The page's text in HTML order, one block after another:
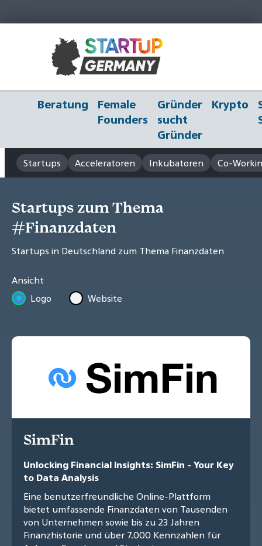
Beratung
Female
Founders
Gründer
sucht
Gründer
Krypto
Startups Acceleratoren Inkubatoren Co-
Startups zum Thema
#Finanzdaten
Startups in Deutschland zum Thema Finanzdaten
Ansicht
Logo
Website
SimFin
Unlocking Financial Insights: SimFin - Your Key
to Data Analysis
Eine benutzerfreundliche Online-Plattform
bietet umfassende Finanzdaten von Tausenden
von Unternehmen sowie bis zu 23 Jahren
Finanzhistorie und über 7.000 Kennzahlen für